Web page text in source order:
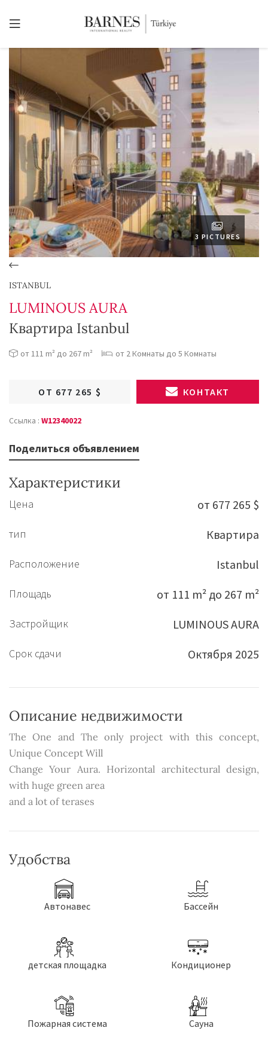
3 PICTURES
ISTANBUL
LUMINOUS AURA
Квартира Istanbul
от 111 m² до 267 m² от 2 Комнаты до 5 Комнаты
ОТ 677 265 $ КОНТАКТ
Ссылка : W12340022
Поделиться объявлением
Характеристики
Цена от 677 265 $
тип Квартира
Расположение Istanbul
Площадь от 111 m² до 267 m²
Застройщик LUMINOUS AURA
Срок сдачи Октября 2025
Описание недвижимости
The One and The only project with this concept,
Unique Concept Will
Change Your Aura. Horizontal architectural design,
with huge green area
and a lot of terases
Удобства
Aвтонавес Бассейн
детская площадка Кондиционер
Пожарная система Сауна